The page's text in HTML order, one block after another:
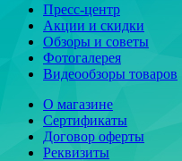
Пресс-центр
Акции и скидки
Обзоры и советы
Фотогалерея
Видеообзоры товаров
О магазине
Сертификаты
Договор оферты
Реквизиты